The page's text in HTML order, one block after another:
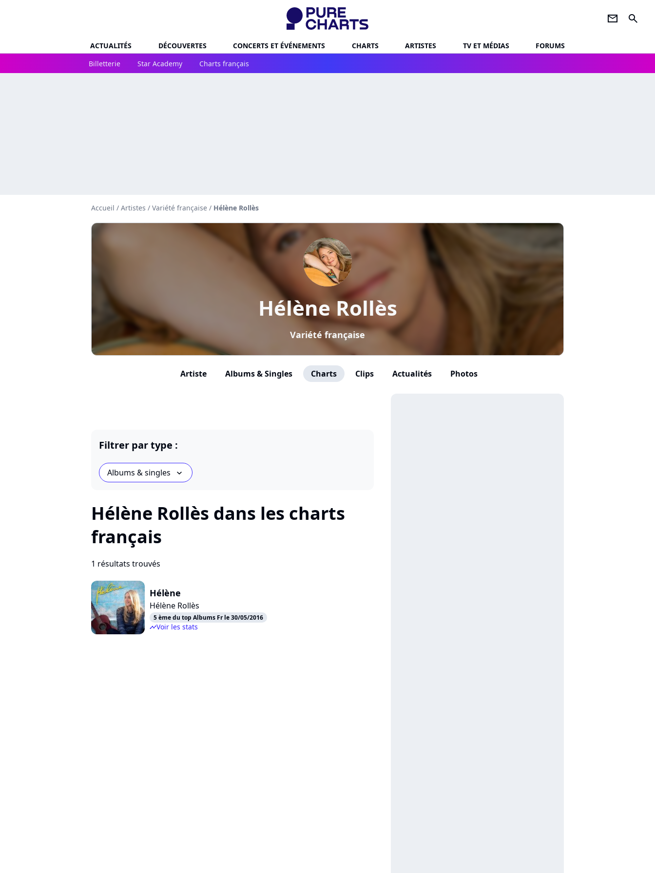
newsletter search
ACTUALITÉS DÉCOUVERTES CONCERTS ET ÉVÉNEMENTS CHARTS ARTISTES TV ET MÉDIAS
FORUMS
Billetterie
Star Academy Charts français
Accueil / Artistes / Variété française / Hélène Rollès
Hélène Rollès
Variété française
Artiste Albums & Singles Charts Clips Actualités Photos
Filtrer par type :
Albums & singles chevron_bot
Hélène Rollès dans les charts
français
1 résultats trouvés
Hélène
Hélène Rollès
5 ème du top Albums Fr le 30/05/2016
timelineVoir les stats